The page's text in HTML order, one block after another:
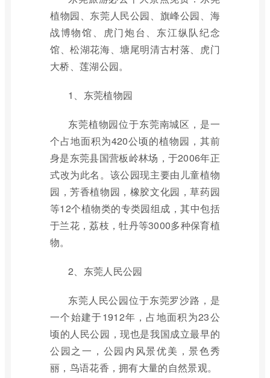
植物园、东莞人民公园、旗峰公园、海
战博物馆、虎门炮台、东江纵队纪念
馆、松湖花海、塘尾明清古村落、虎门
大桥、莲湖公园。
1、东莞植物园
东莞植物园位于东莞南城区，是一
个占地面积为420公顷的植物园，其前
身是东莞县国营板岭林场，于2006年正
式改为此名。该公园现主要由儿童植物
园，芳香植物园，橡胶文化园，草药园
等12个植物类的专类园组成，其中包括
于兰花，荔枝，牡丹等3000多种保育植
物。
2、东莞人民公园
东莞人民公园位于东莞罗沙路，是
一个始建于1912年，占地面积为23公
顷的人民公园，现也是我国成立最早的
公园之一，公园内风景优美，景色秀
丽，鸟语花香，拥有大量的自然景观。